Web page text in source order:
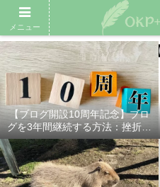
雑記ブログ プロフィール
【ブログ開設10周年記念】ブロ
グを3年間継続する方法：挫折し
ないための7つの秘訣
メニュー